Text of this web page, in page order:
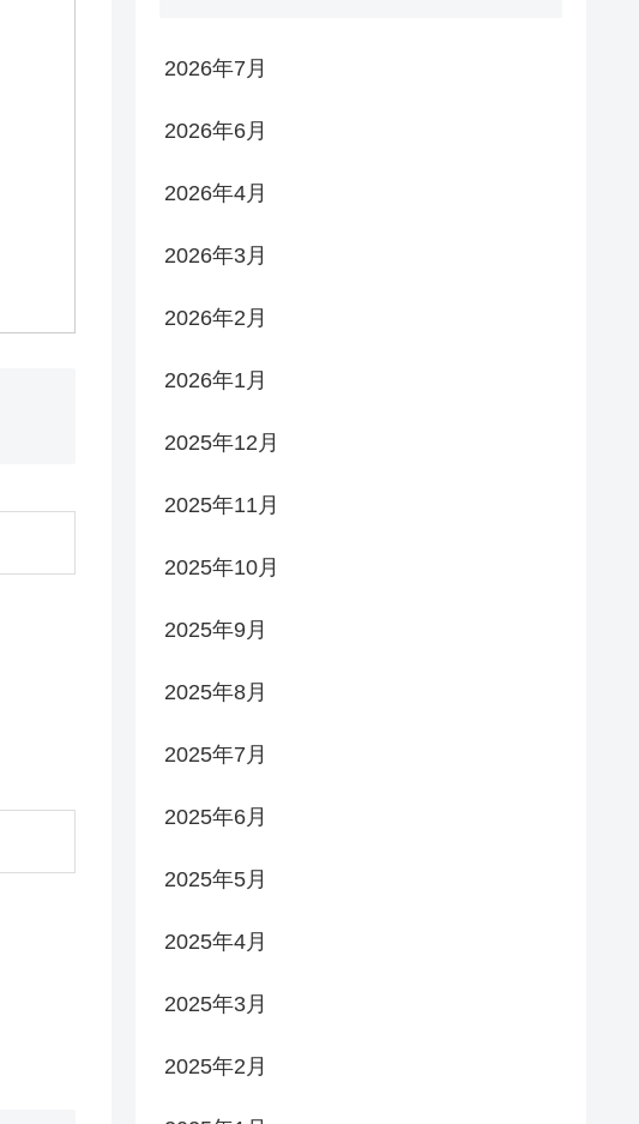
2026年7月
2026年6月
2026年4月
2026年3月
2026年2月
2026年1月
2025年12月
2025年11月
2025年10月
2025年9月
2025年8月
2025年7月
2025年6月
2025年5月
2025年4月
2025年3月
2025年2月